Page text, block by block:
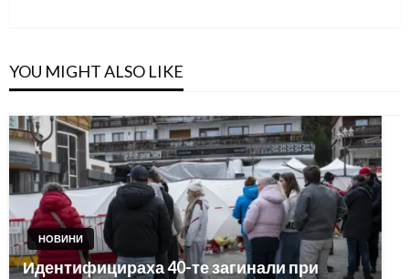
YOU MIGHT ALSO LIKE
НОВИНИ
Идентифицираха 40-те загинали при